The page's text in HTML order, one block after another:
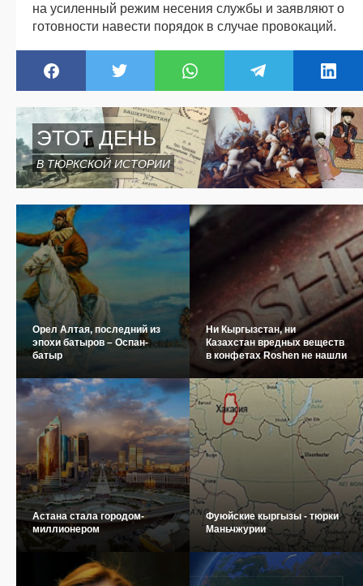
на усиленный режим несения службы и заявляют о
готовности навести порядок в случае провокаций.
ЭТОТ ДЕНЬ
В ТЮРКСКОЙ ИСТОРИИ
Орел Алтая, последний из
эпохи батыров – Оспан-
батыр
Ни Кыргызстан, ни
Казахстан вредных веществ
в конфетах Roshen не нашли
Астана стала городом-
миллионером
Фуюйские кыргызы - тюрки
Маньчжурии